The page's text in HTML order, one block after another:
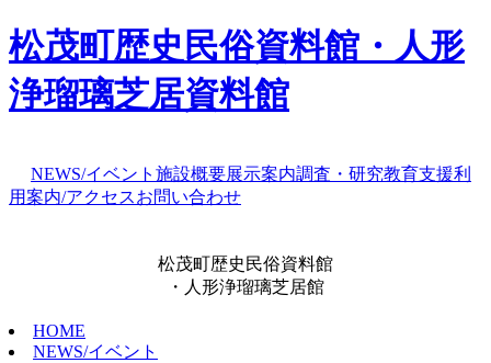
松茂町歴史民俗資料館・人形
浄瑠璃芝居資料館
NEWS/イベント 施設概要展示案内調査・研究教育支援利
用案内/アクセスお問い合わせ
松茂町歴史民俗資料館
・人形浄瑠璃芝居館
HOME
NEWS/イベント